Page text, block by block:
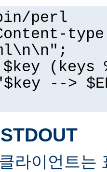
perl
(keys
-->
라이언트는